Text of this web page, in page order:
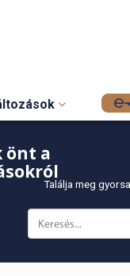
önt a
Találja meg